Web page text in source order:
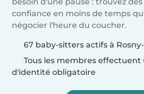
confiance en moins de temps
négocier l'heure du coucher.
67 baby-sitters actifs à
Tous les membres
d'identité obligatoire